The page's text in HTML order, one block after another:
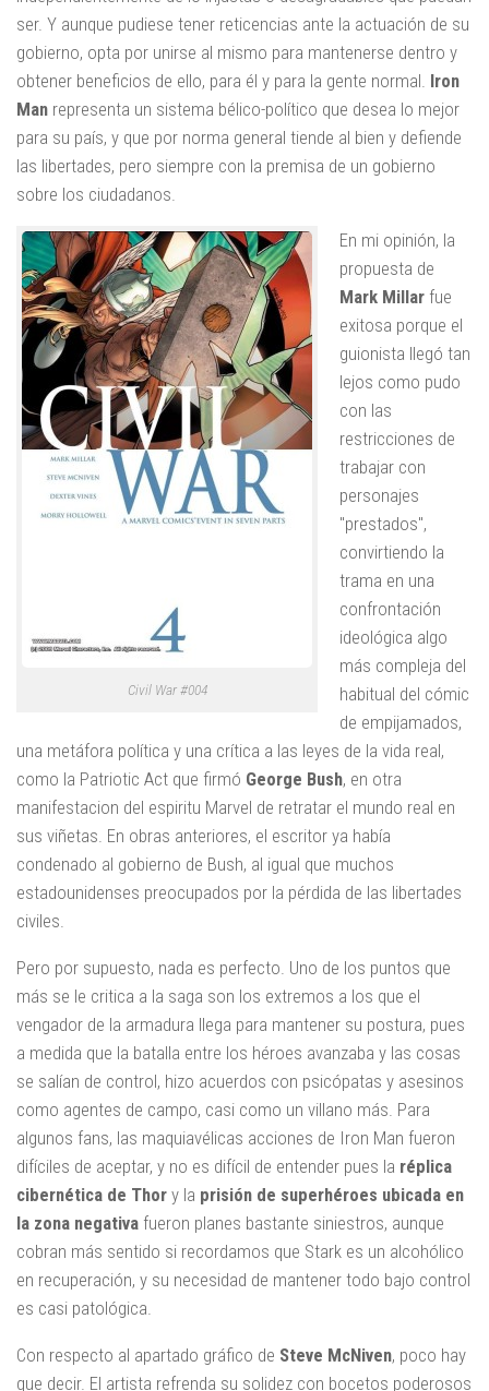
ser. Y aunque pudiese tener reticencias ante la actuación de su
gobierno, opta por unirse al mismo para mantenerse dentro y
obtener beneficios de ello, para él y para la gente normal. Iron
Man representa un sistema bélico-político que desea lo mejor
para su país, y que por norma general tiende al bien y defiende
las libertades, pero siempre con la premisa de un gobierno
sobre los ciudadanos.
Civil War #004
En mi opinión, la
propuesta de
Mark Millar fue
exitosa porque el
guionista llegó tan
lejos como pudo
con las
restricciones de
trabajar con
personajes
"prestados",
convirtiendo la
trama en una
confrontación
ideológica algo
más compleja del
habitual del cómic
de empijamados,
una metáfora política y una crítica a las leyes de la vida real,
como la Patriotic Act que firmó George Bush, en otra
manifestacion del espiritu Marvel de retratar el mundo real en
sus viñetas. En obras anteriores, el escritor ya había
condenado al gobierno de Bush, al igual que muchos
estadounidenses preocupados por la pérdida de las libertades
civiles.
Pero por supuesto, nada es perfecto. Uno de los puntos que
más se le critica a la saga son los extremos a los que el
vengador de la armadura llega para mantener su postura, pues
a medida que la batalla entre los héroes avanzaba y las cosas
se salían de control, hizo acuerdos con psicópatas y asesinos
como agentes de campo, casi como un villano más. Para
algunos fans, las maquiavélicas acciones de Iron Man fueron
difíciles de aceptar, y no es difícil de entender pues la réplica
cibernética de Thor y la prisión de superhéroes ubicada en
la zona negativa fueron planes bastante siniestros, aunque
cobran más sentido si recordamos que Stark es un alcohólico
en recuperación, y su necesidad de mantener todo bajo control
es casi patológica.
Con respecto al apartado gráfico de Steve McNiven, poco hay
que decir. El artista refrenda su solidez con bocetos poderosos